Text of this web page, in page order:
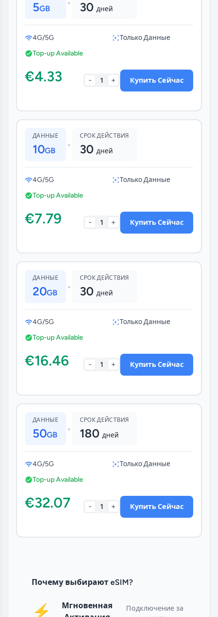
5GB 30 дней
4G/5G
Только Данные
Top-up Available
€4.33 - 1 + Купить Сейчас
ДАННЫЕ
10GB •
СРОК ДЕЙСТВИЯ
30 дней
4G/5G
Только Данные
Top-up Available
€7.79 - 1 + Купить Сейчас
ДАННЫЕ
20GB •
СРОК ДЕЙСТВИЯ
30 дней
4G/5G
Только Данные
Top-up Available
€16.46 - 1 + Купить Сейчас
ДАННЫЕ
50GB •
СРОК ДЕЙСТВИЯ
180 дней
4G/5G
Только Данные
Top-up Available
€32.07 - 1 + Купить Сейчас
Почему выбирают eSIM?
⚡
Мгновенная
Подключение за